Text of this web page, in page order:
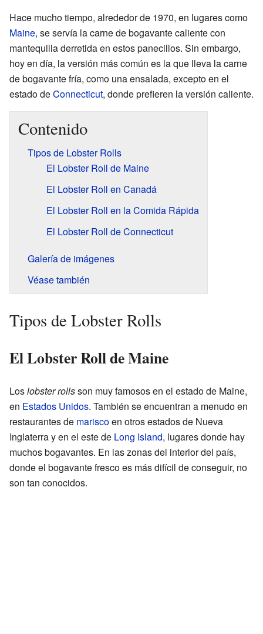
Hace mucho tiempo, alrededor de 1970, en lugares como
Maine, se servía la carne de bogavante caliente con
mantequilla derretida en estos panecillos. Sin embargo,
hoy en día, la versión más común es la que lleva la carne
de bogavante fría, como una ensalada, excepto en el
estado deConnecticut, donde prefieren la versión caliente.
Contenido
Tipos de Lobster Rolls
El Lobster Roll de Maine
El Lobster Roll en Canadá
El Lobster Roll en la Comida Rápida
El Lobster Roll de Connecticut
Galería de imágenes
Véase también
Tipos de Lobster Rolls
El Lobster Roll de Maine
Loslobster rollsson muy famosos en el estado de Maine,
en Estados Unidos. También se encuentran a menudo en
restaurantes de mariscoen otros estados de Nueva
Inglaterra y en el este de Long Island, lugares donde hay
muchos bogavantes. En las zonas del interior del país,
donde el bogavante fresco es más difícil de conseguir, no
son tan conocidos.